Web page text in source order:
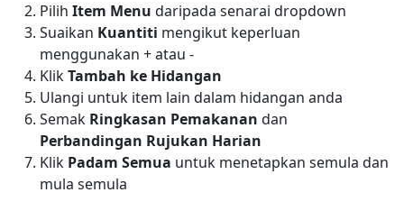
Pilih Item Menu daripada senarai dropdown
Suaikan Kuantiti mengikut keperluan
menggunakan + atau -
KlikTambah ke Hidangan
Ulangi untuk item lain dalam hidangan anda
Semak Ringkasan Pemakanan dan
Perbandingan Rujukan Harian
Klik Padam Semua untuk menetapkan semula dan
mula semula